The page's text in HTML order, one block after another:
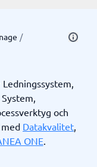
/
och
Datakvalitet,
ONE.